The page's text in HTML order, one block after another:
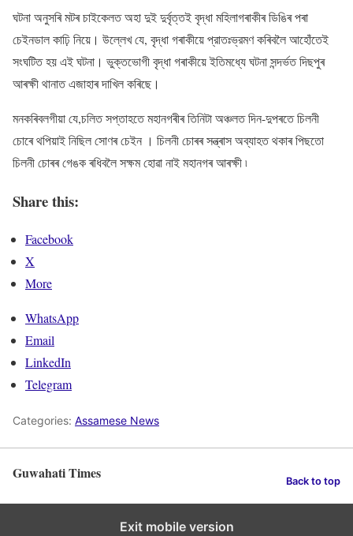
ঘটনা অনুসৰি মটৰ চাইকেলত অহা দুই দুৰ্বৃত্তই বৃদ্ধা মহিলাগৰাকীৰ ডিঙিৰ পৰা
চেইনডাল কাঢ়ি নিয়ে। উল্লেখ যে, বৃদ্ধা গৰাকীয়ে প্রাতঃভ্রমণ কৰিবলৈ আহোঁতেই
সংঘটিত হয় এই ঘটনা। ভুক্তভোগী বৃদ্ধা গৰাকীয়ে ইতিমধ্যে ঘটনা সন্দৰ্ভত দিছপুৰ
আৰক্ষী থানাত এজাহাৰ দাখিল কৰিছে।
মনকৰিবলগীয়া যে,চলিত সপ্তাহতে মহানগৰীৰ তিনিটা অঞ্চলত দিন-দুপৰতে চিলনী
চোৰে থপিয়াই নিছিল সোণৰ চেইন । চিলনী চোৰৰ সন্ত্ৰাস অব্যাহত থকাৰ পিছতো
চিলনী চোৰৰ গেঙক ৰধিবলৈ সক্ষম হোৱা নাই মহানগৰ আৰক্ষী ৷
Share this:
Facebook
X
More
WhatsApp
Email
LinkedIn
Telegram
Categories: Assamese News
Guwahati Times Back to top
Exit mobile version